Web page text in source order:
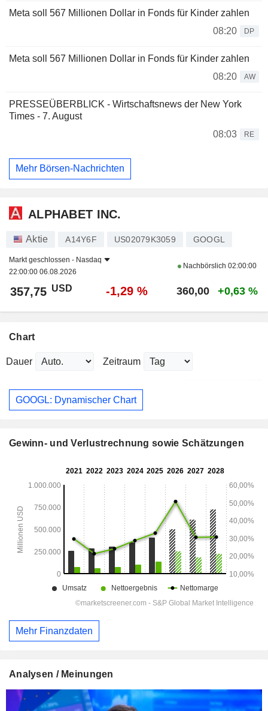
Meta soll 567 Millionen Dollar in Fonds für Kinder zahlen
08:20
DP
Meta soll 567 Millionen Dollar in Fonds für Kinder zahlen
08:20
AW
PRESSEÜBERBLICK - Wirtschaftsnews der New York
Times - 7. August
08:03
RE
Mehr Börsen-Nachrichten
ALPHABET INC.
Aktie A14Y6F US02079K3059 GOOGL
Markt geschlossen - Nasdaq
22:00:00 06.08.2026
Nachbörslich 02:00:00
357,75 USD -1,29 % 360,00 +0,63 %
Chart
Dauer Zeitraum
GOOGL: Dynamischer Chart
Gewinn- und Verlustrechnung sowie Schätzungen
Mehr Finanzdaten
Analysen / Meinungen